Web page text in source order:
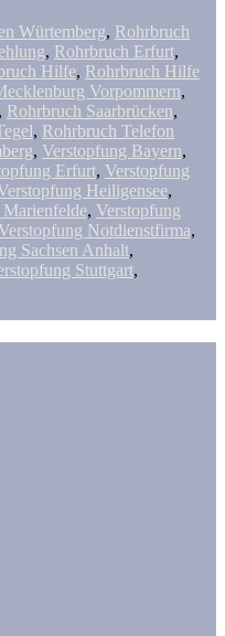
Würtemberg, Rohrbruch
, Rohrbruch Erfurt,
Hilfe, Rohrbruch Hilfe
Vorpommern,
, Rohrbruch Saarbrücken,
, Rohrbruch Telefon
, Verstopfung Bayern,
Erfurt, Verstopfung
Heiligensee,
, Verstopfung
Notdienstfirma,
Sachsen Anhalt,
Stuttgart,